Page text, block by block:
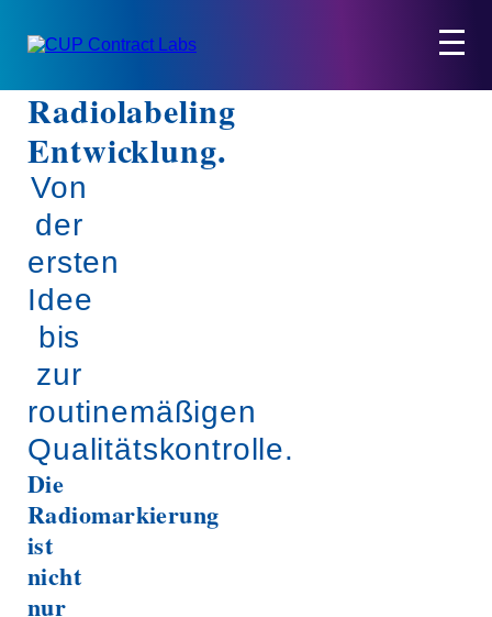
Radiolabeling
Entwicklung.
Von
der
ersten
Idee
bis
zur
routinemäßigen
Qualitätskontrolle.
Die
Radiomarkierung
ist
nicht
nur